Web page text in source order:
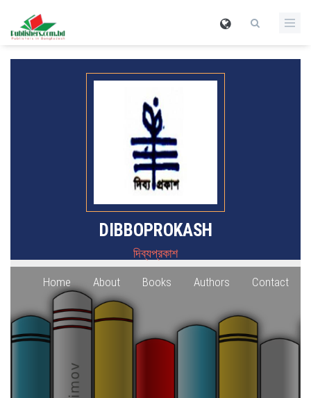
DIBBOPROKASH
দিব্যপ্রকাশ
Home About Books Authors Contact